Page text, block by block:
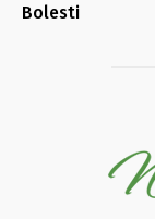
Bolesti